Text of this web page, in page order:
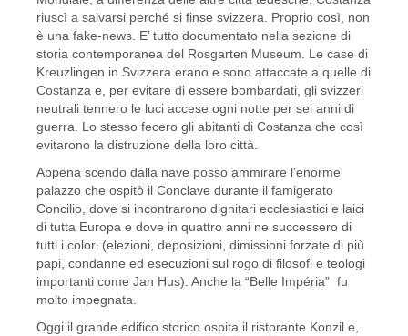
riuscì a salvarsi perché si finse svizzera. Proprio così, non
è una fake-news. E’ tutto documentato nella sezione di
storia contemporanea del Rosgarten Museum. Le case di
Kreuzlingen in Svizzera erano e sono attaccate a quelle di
Costanza e, per evitare di essere bombardati, gli svizzeri
neutrali tennero le luci accese ogni notte per sei anni di
guerra. Lo stesso fecero gli abitanti di Costanza che così
evitarono la distruzione della loro città.
Appena scendo dalla nave posso ammirare l’enorme
palazzo che ospitò il Conclave durante il famigerato
Concilio, dove si incontrarono dignitari ecclesiastici e laici
di tutta Europa e dove in quattro anni ne successero di
tutti i colori (elezioni, deposizioni, dimissioni forzate di più
papi, condanne ed esecuzioni sul rogo di filosofi e teologi
importanti come Jan Hus). Anche la “Belle Impéria” fu
molto impegnata.
Oggi il grande edifico storico ospita il ristorante Konzil e,